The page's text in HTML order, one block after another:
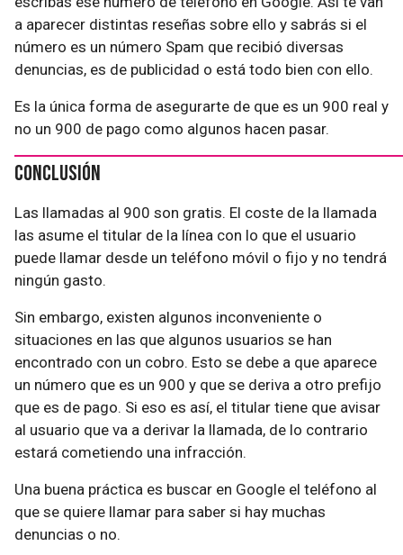
a aparecer distintas reseñas sobre ello y sabrás si el
número es un número Spam que recibió diversas
denuncias, es de publicidad o está todo bien con ello.
Es la única forma de asegurarte de que es un 900 real y
no un 900 de pago como algunos hacen pasar.
Conclusión
Las llamadas al 900 son gratis. El coste de la llamada
las asume el titular de la línea con lo que el usuario
puede llamar desde un teléfono móvil o fijo y no tendrá
ningún gasto.
Sin embargo, existen algunos inconveniente o
situaciones en las que algunos usuarios se han
encontrado con un cobro. Esto se debe a que aparece
un número que es un 900 y que se deriva a otro prefijo
que es de pago. Si eso es así, el titular tiene que avisar
al usuario que va a derivar la llamada, de lo contrario
estará cometiendo una infracción.
Una buena práctica es buscar en Google el teléfono al
que se quiere llamar para saber si hay muchas
denuncias o no.